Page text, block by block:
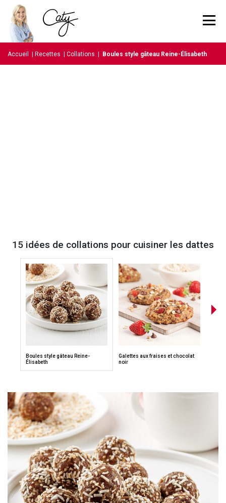
Accueil Recettes Collations Boules style gâteau Reine-Élisabeth
15 idées de collations pour cuisiner les dattes
Boules style gâteau Reine-
Élisabeth
Galettes aux fraises et chocolat
noir